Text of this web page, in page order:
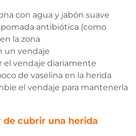
con agua y jabón suave
antibiótica (como
la zona
un vendaje
el vendaje diariamente
de vaselina en la herida
el vendaje para mantenerla
de cubrir una herida